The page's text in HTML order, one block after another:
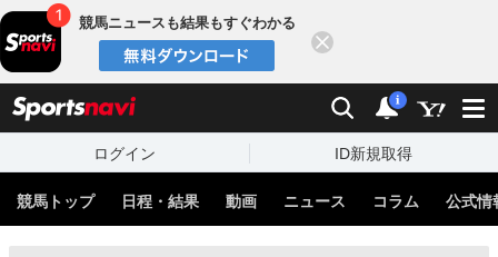
競馬ニュースも結果もすぐわかる
検索 通知
i
ログイン ID新規取得
競馬トップ 日程・結果 動画 ニュース コラム 公式情